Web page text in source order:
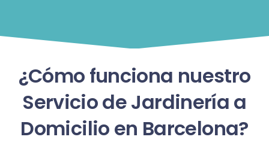
¿Cómo funciona nuestro
Servicio de Jardinería a
Domicilio en Barcelona?